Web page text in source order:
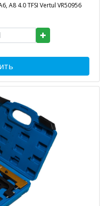
A8 4.0 TFSI Vertul VR50956